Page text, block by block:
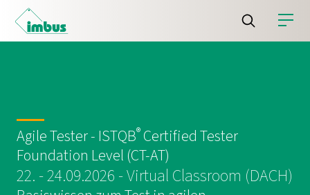
Agile Tester - ISTQB® Certified Tester
Foundation Level (CT-AT)
22. - 24.09.2026 - Virtual Classroom (DACH)